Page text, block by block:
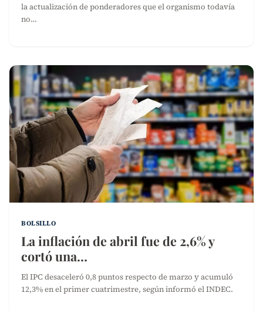
la actualización de ponderadores que el organismo todavía
no…
BOLSILLO
La inflación de abril fue de 2,6% y
cortó una…
El IPC desaceleró 0,8 puntos respecto de marzo y acumuló
12,3% en el primer cuatrimestre, según informó el INDEC.